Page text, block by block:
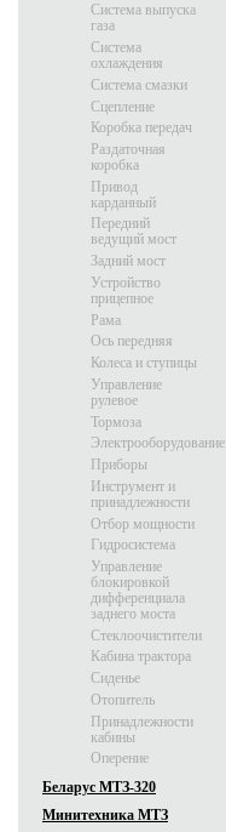
Система выпуска
газа
Система
охлаждения
Система смазки
Сцепление
Коробка передач
Раздаточная
коробка
Привод
карданный
Передний
ведущий мост
Задний мост
Устройство
прицепное
Рама
Ось передняя
Колеса и ступицы
Управление
рулевое
Тормоза
Электрооборудование
Приборы
Инструмент и
принадлежности
Отбор мощности
Гидросистема
Управление
блокировкой
дифференциала
заднего моста
Стеклоочистители
Кабина трактора
Сиденье
Отопитель
Принадлежности
кабины
Оперение
Беларус МТЗ-320
Минитехника МТЗ